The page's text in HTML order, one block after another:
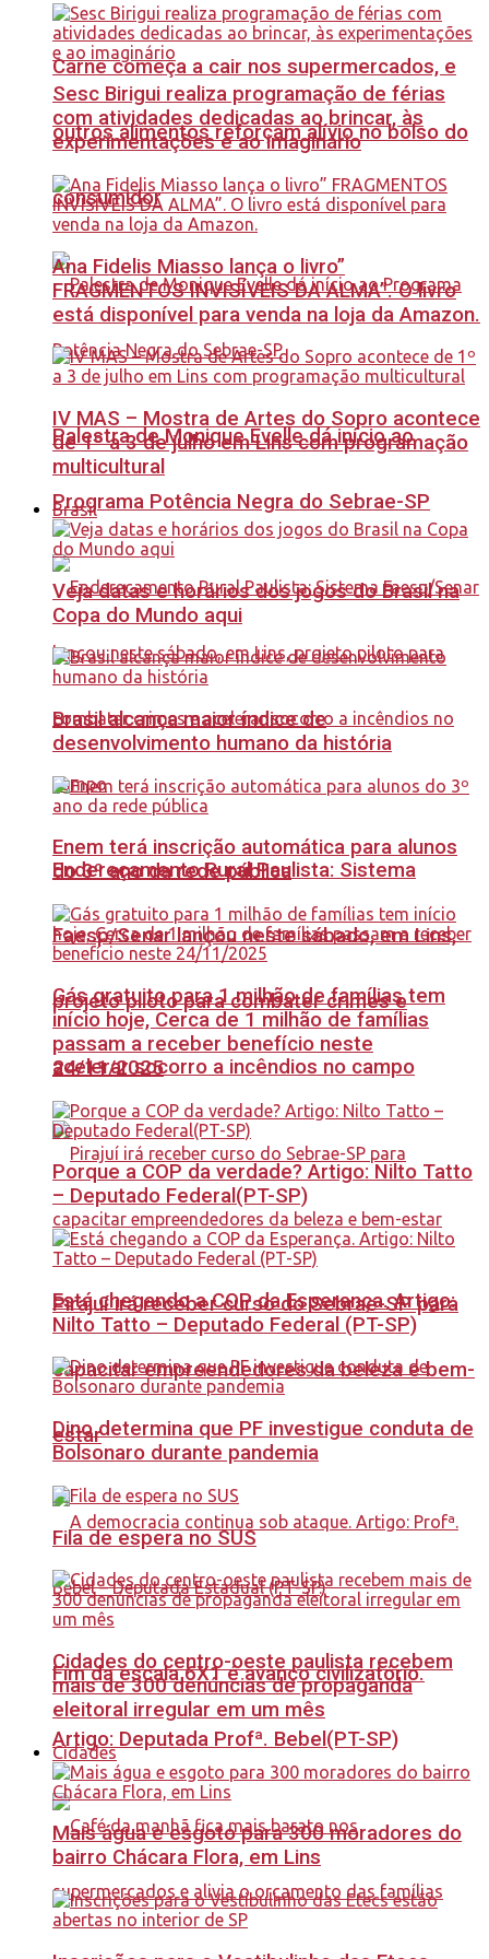
Carne começa a cair nos supermercados, e
outros alimentos reforçam alívio no bolso do
consumidor
Palestra de Monique Evelle dá início ao
Programa Potência Negra do Sebrae-SP
Endereçamento Rural Paulista: Sistema
Faesp/Senar lançou neste sábado, em Lins,
projeto piloto para combater crimes e
acelerar socorro a incêndios no campo
Pirajuí irá receber curso do Sebrae-SP para
capacitar empreendedores da beleza e bem-
estar
Fim da escala 6X1 é avanço civilizatório.
Artigo: Deputada Profª. Bebel(PT-SP)
Sesc Birigui realiza programação de férias
com atividades dedicadas ao brincar, às
experimentações e ao imaginário
Ana Fidelis Miasso lança o livro”
FRAGMENTOS INVISÍVEIS DA ALMA”. O livro
está disponível para venda na loja da Amazon.
IV MAS – Mostra de Artes do Sopro acontece
de 1º a 3 de julho em Lins com programação
multicultural
Brasil
Veja datas e horários dos jogos do Brasil na
Copa do Mundo aqui
Brasil alcança maior índice de
desenvolvimento humano da história
Enem terá inscrição automática para alunos
do 3º ano da rede pública
Gás gratuito para 1 milhão de famílias tem
início hoje, Cerca de 1 milhão de famílias
passam a receber benefício neste
24/11/2025
Porque a COP da verdade? Artigo: Nilto Tatto
– Deputado Federal(PT-SP)
Está chegando a COP da Esperança. Artigo:
Nilto Tatto – Deputado Federal (PT-SP)
Dino determina que PF investigue conduta de
Bolsonaro durante pandemia
Fila de espera no SUS
Cidades do centro-oeste paulista recebem
mais de 300 denúncias de propaganda
eleitoral irregular em um mês
Cidades
Mais água e esgoto para 300 moradores do
bairro Chácara Flora, em Lins